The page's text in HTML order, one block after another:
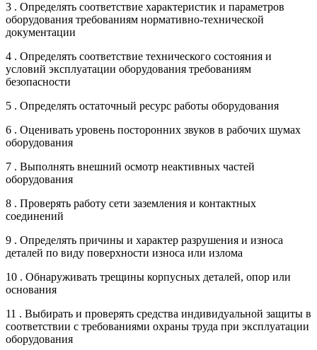
3 . Определять соответствие характеристик и параметров
оборудования требованиям нормативно-технической
документации
4 . Определять соответствие технического состояния и
условий эксплуатации оборудования требованиям
безопасности
5 . Определять остаточный ресурс работы оборудования
6 . Оценивать уровень посторонних звуков в рабочих шумах
оборудования
7 . Выполнять внешний осмотр неактивных частей
оборудования
8 . Проверять работу сети заземления и контактных
соединений
9 . Определять причины и характер разрушения и износа
деталей по виду поверхности износа или излома
10 . Обнаруживать трещины корпусных деталей, опор или
основания
11 . Выбирать и проверять средства индивидуальной защиты в
соответствии с требованиями охраны труда при эксплуатации
оборудования